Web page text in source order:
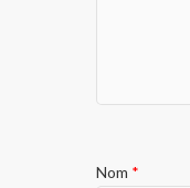
Nom *